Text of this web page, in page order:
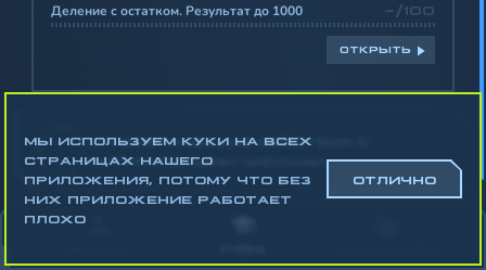
Деление с остатком. Результат до 1000 -/100
ОТКРЫТЬ
АРИФМЕТИЧЕСКИЕ ДЕЙСТВИЯ С
НАТУРАЛЬНЫМИ ЧИСЛАМИ
Математика
Геометрия
МЫ ИСПОЛЬЗУЕМ КУКИ НА ВСЕХ
СТРАНИЦАХ НАШЕГО
ПРИЛОЖЕНИЯ, ПОТОМУ ЧТО БЕЗ
НИХ ПРИЛОЖЕНИЕ РАБОТАЕТ
ПЛОХО
ОТЛИЧНО